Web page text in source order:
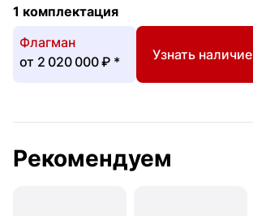
1 комплектация
Флагман
от 2 020 000 ₽ * Узнать наличие
Рекомендуем